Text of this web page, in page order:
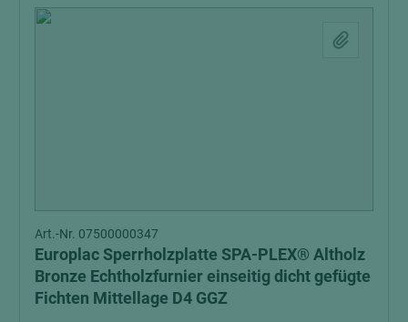
Art.-Nr. 07500000347
Europlac Sperrholzplatte SPA-PLEX® Altholz
Bronze Echtholzfurnier einseitig dicht gefügte
Fichten Mittellage D4 GGZ